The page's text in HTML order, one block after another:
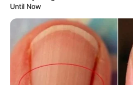
Until Now